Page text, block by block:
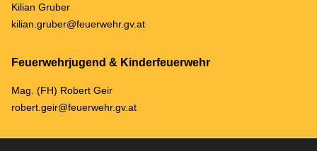
Kilian Gruber
kilian.gruber@feuerwehr.gv.at
Feuerwehrjugend & Kinderfeuerwehr
Mag. (FH) Robert Geir
robert.geir@feuerwehr.gv.at